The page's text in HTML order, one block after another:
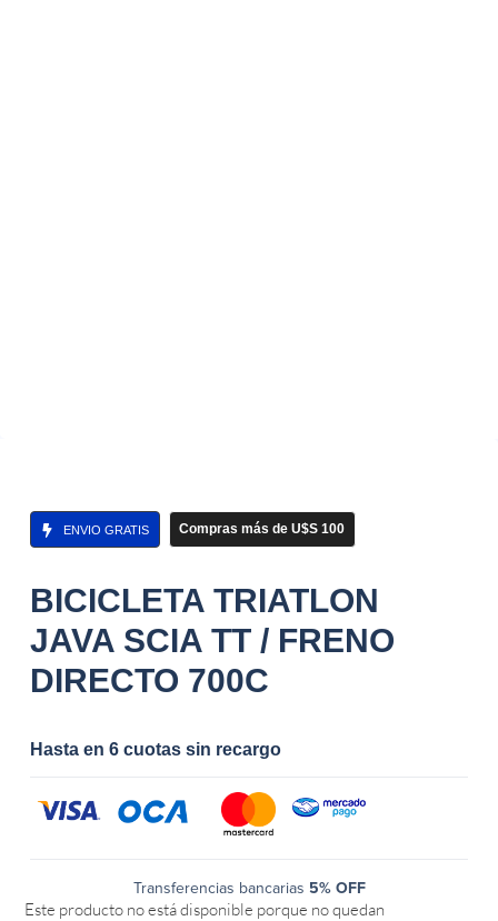
ENVIO GRATIS Compras más de U$S 100
BICICLETA TRIATLON
JAVA SCIA TT / FRENO
DIRECTO 700C
Hasta en 6 cuotas sin recargo
Transferencias bancarias 5% OFF
Este producto no está disponible porque no quedan